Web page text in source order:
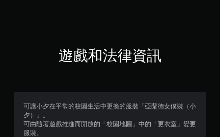
星
）
遊戲和法律資訊
可讓小夕在平常的校園生活中更換的服裝「亞蘭德女僕裝（小
夕）」。
可由隨著遊戲推進而開放的「校園地圖」中的「更衣室」變更
服裝。